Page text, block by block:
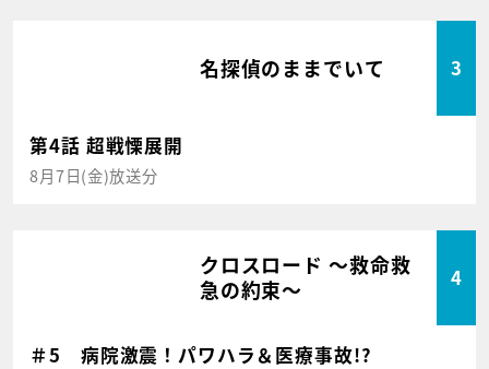
名探偵のままでいて 3
第4話 超戦慄展開
8月7日(金)放送分
クロスロード ～救命救
急の約束～
4
＃5 病院激震！パワハラ＆医療事故!?